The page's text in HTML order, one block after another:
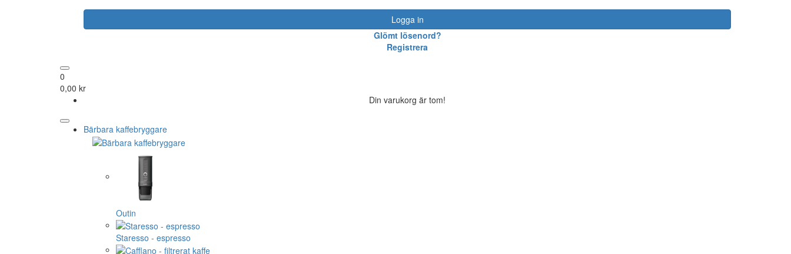
Logga in
Glömt lösenord?
Registrera
0
0,00 kr
Din varukorg är tom!
Bärbara kaffebryggare
Outin
Staresso - espresso